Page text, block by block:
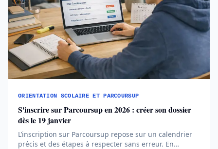
ORIENTATION SCOLAIRE ET PARCOURSUP
S'inscrire sur Parcoursup en 2026 : créer son dossier
dès le 19 janvier
L’inscription sur Parcoursup repose sur un calendrier
précis et des étapes à respecter sans erreur. En